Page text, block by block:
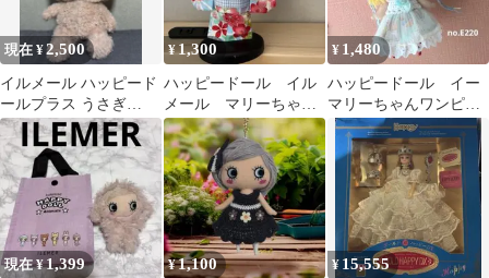
現在 ¥2,500
イルメール ハッピード
ールプラス うさぎ
40cm
¥1,300
ハッピードール イル
メール マリーちゃ
ん 浴衣
¥ 1,480
ハッピードール イー
マリーちゃんワンピー
スとクマ耳帽子no.E220
現在 ¥1,399 ¥1,100 ¥ 15,555